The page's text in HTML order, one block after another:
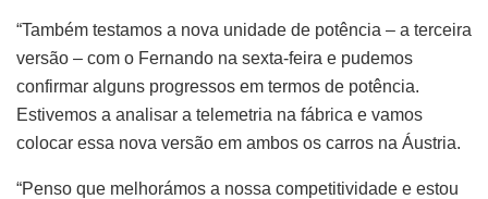
“Também testamos a nova unidade de potência – a terceira
versão – com o Fernando na sexta-feira e pudemos
confirmar alguns progressos em termos de potência.
Estivemos a analisar a telemetria na fábrica e vamos
colocar essa nova versão em ambos os carros na Áustria.
“Penso que melhorámos a nossa competitividade e estou